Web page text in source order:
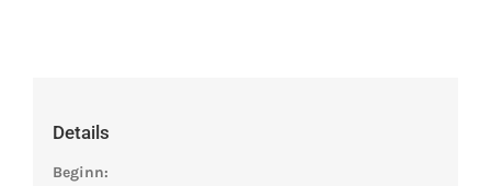
Details
Beginn: